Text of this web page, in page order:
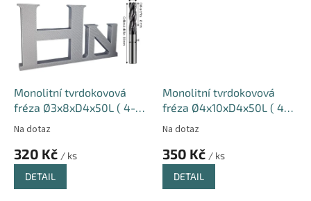
Monolitní tvrdokovová
fréza Ø3x8xD4x50L ( 4-
Na dotaz
320 Kč / ks
DETAIL
Monolitní tvrdokovová
fréza Ø4x10xD4x50L ( 4-
Na dotaz
350 Kč / ks
DETAIL